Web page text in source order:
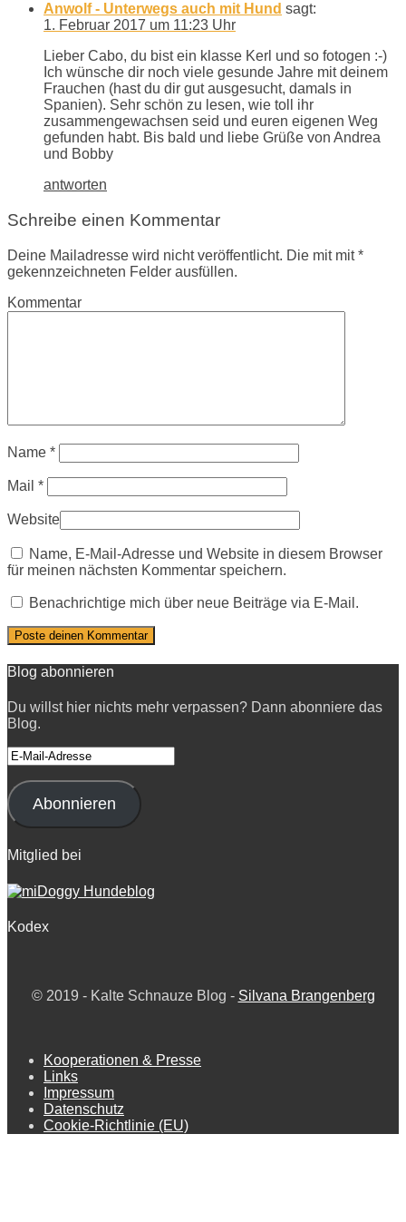
Anwolf - Unterwegs auch mit Hund sagt:
1. Februar 2017 um 11:23 Uhr
Lieber Cabo, du bist ein klasse Kerl und so fotogen :-)
Ich wünsche dir noch viele gesunde Jahre mit deinem
Frauchen (hast du dir gut ausgesucht, damals in
Spanien). Sehr schön zu lesen, wie toll ihr
zusammengewachsen seid und euren eigenen Weg
gefunden habt. Bis bald und liebe Grüße von Andrea
und Bobby
antworten
Schreibe einen Kommentar
Deine Mailadresse wird nicht veröffentlicht. Die mit mit *
gekennzeichneten Felder ausfüllen.
Kommentar
Name *
Mail *
Website
Name, E-Mail-Adresse und Website in diesem Browser
für meinen nächsten Kommentar speichern.
Benachrichtige mich über neue Beiträge via E-Mail.
Blog abonnieren
Du willst hier nichts mehr verpassen? Dann abonniere das
Blog.
E-
Mail-
Adresse
Abonnieren
Mitglied bei
Kodex
© 2019 - Kalte Schnauze Blog - Silvana Brangenberg
Kooperationen & Presse
Links
Impressum
Datenschutz
Cookie-Richtlinie (EU)